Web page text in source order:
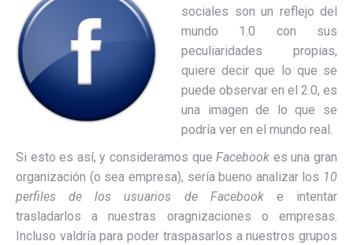
sociales son un reflejo del
mundo 1.0 con sus
peculiaridades propias,
quiere decir que lo que se
puede observar en el 2.0, es
una imagen de lo que se
podría ver en el mundo real.
Si esto es así, y consideramos que Facebook es una gran
organización (o sea empresa), sería bueno analizar los 10
perfiles de los usuarios de Facebook e intentar
trasladarlos a nuestras oragnizaciones o empresas.
Incluso valdría para poder traspasarlos a nuestros grupos